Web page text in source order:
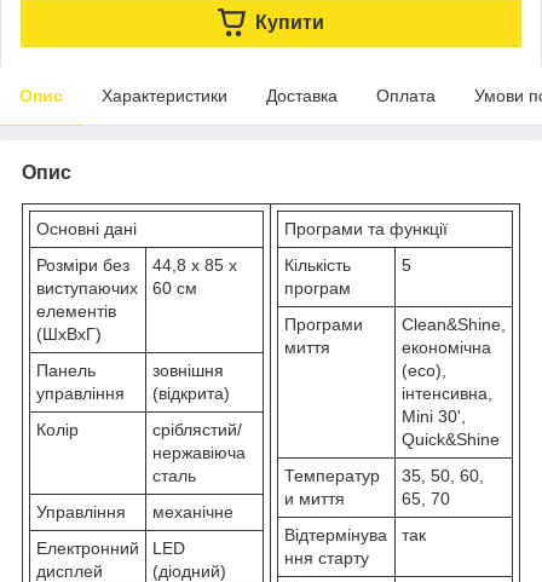
Купити
Опис Характеристики Доставка Оплата Умови
Опис
Основні дані
Розміри без
виступаючих
елементів
(ШxВxГ)
44,8 x 85 x
60 см
Панель
управління
зовнішня
(відкрита)
Колір
сріблястий/
нержавіюча
сталь
Управління
механічне
Електронний
дисплей
LED
(діодний)
Програми та функції
Кількість
програм
5
Програми
миття
Clean&Shine,
економічна
(eco),
інтенсивна,
Mini 30',
Quick&Shine
Температур
и миття
35, 50, 60,
65, 70
Відтермінува
ння старту
так